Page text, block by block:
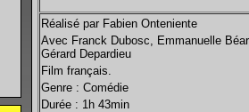
Réalisé par Fabien Onteniente
Avec Franck Dubosc, Emmanuelle
Gérard Depardieu
Film français.
Genre : Comédie
Durée : 1h 43min